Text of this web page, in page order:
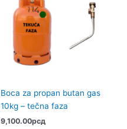
Boca za propan butan gas
10kg – tečna faza
9,100.00рсд